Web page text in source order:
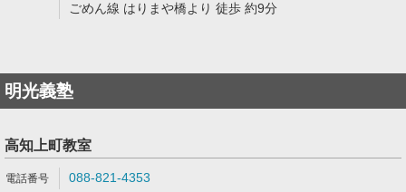
ごめん線 はりまや橋より 徒歩 約9分
明光義塾
高知上町教室
088-821-4353